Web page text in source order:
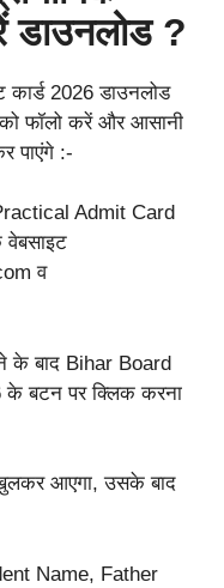
डाउनलोड ?
कार्ड 2026 डाउनलोड
को फॉलो करें और आसानी
पाएंगे :-
Practical Admit Card
व
के बाद Bihar Board
बटन पर क्लिक करना
आएगा, उसके बाद
Name, Father